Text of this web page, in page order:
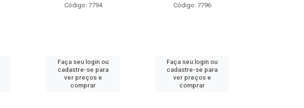
Código: 7794
Faça seu login ou
cadastre-se para
ver preços e
comprar
Código: 7796
Faça seu login ou
cadastre-se para
ver preços e
comprar